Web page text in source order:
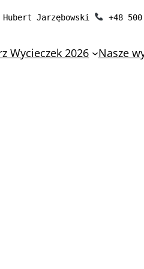
Jarzębowski +48
Wycieczek 2026 Nasze